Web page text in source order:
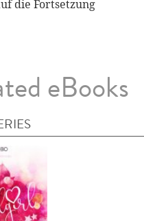
die Fortsetzung
eBooks